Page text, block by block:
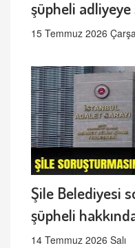
şüpheli
15 Temmuz 2026
Şile Belediyesi
şüpheli
14 Temmuz 2026 Salı